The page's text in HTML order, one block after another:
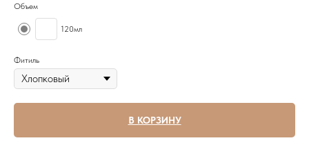
Объем
120мл
Фитиль
В КОРЗИНУ